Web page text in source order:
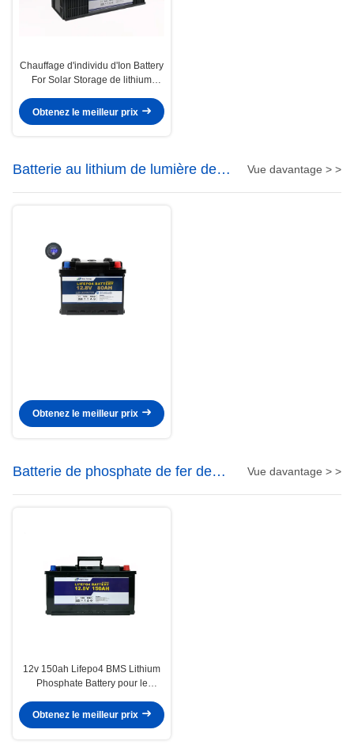
Chauffage d'individu d'Ion Battery
For Solar Storage de lithium
Obtenez le meilleur prix
Batterie au lithium de lumière de
LED
Vue davantage > >
Obtenez le meilleur prix
Batterie de phosphate de fer de
lithium
Vue davantage > >
12v 150ah Lifepo4 BMS Lithium
Phosphate Battery pour le
Obtenez le meilleur prix